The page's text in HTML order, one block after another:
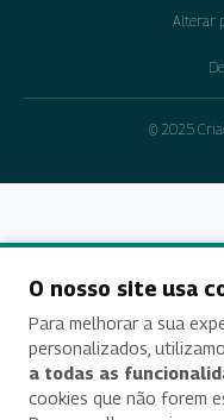
Alterar
© 2025
O nosso site usa
Para melhorar a sua
personalizados,
a todas as
cookies que não forem